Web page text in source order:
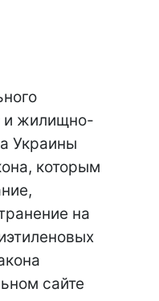
и жилищно-
Украины
которым
на
сайте